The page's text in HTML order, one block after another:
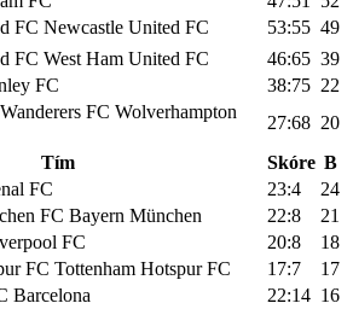
Newcastle United FC 53:55 49
West Ham United FC 46:65 39
FC 38:75 22
Wolverhampton
27:68 20
Tím Skóre B
FC 23:4
24
FC Bayern München 22:8
21
FC 20:8
18
Tottenham Hotspur FC 17:7
17
Barcelona 22:14 16